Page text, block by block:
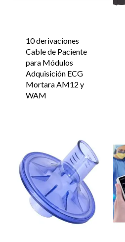
10 derivaciones
Cable de Paciente
para Módulos
Adquisición ECG
Mortara AM12 y
WAM